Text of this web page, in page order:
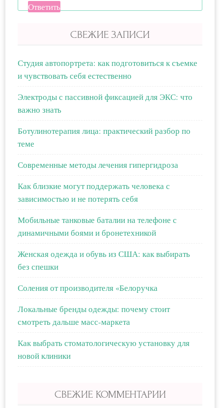
Ответить
СВЕЖИЕ ЗАПИСИ
Студия автопортрета: как подготовиться к съемке
и чувствовать себя естественно
Электроды с пассивной фиксацией для ЭКС: что
важно знать
Ботулинотерапия лица: практический разбор по
теме
Современные методы лечения гипергидроза
Как близкие могут поддержать человека с
зависимостью и не потерять себя
Мобильные танковые баталии на телефоне с
динамичными боями и бронетехникой
Женская одежда и обувь из США: как выбирать
без спешки
Соления от производителя «Белоручка
Локальные бренды одежды: почему стоит
смотреть дальше масс-маркета
Как выбрать стоматологическую установку для
новой клиники
СВЕЖИЕ КОММЕНТАРИИ